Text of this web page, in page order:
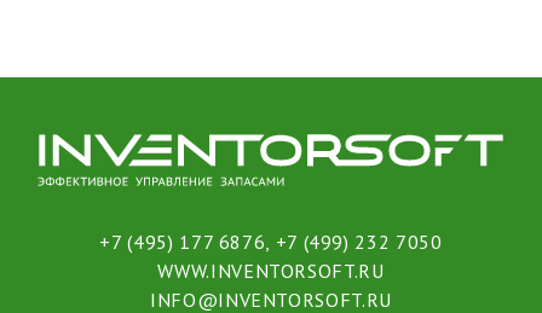
+7 (495) 177 6876 +7 (499) 232 7050
WWW.INVENTORSOFT.RU
INFO@INVENTORSOFT.RU